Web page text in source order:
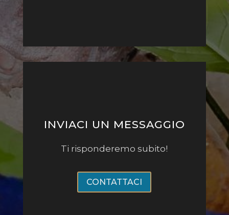
INVIACI UN MESSAGGIO
Ti risponderemo subito!
CONTATTACI